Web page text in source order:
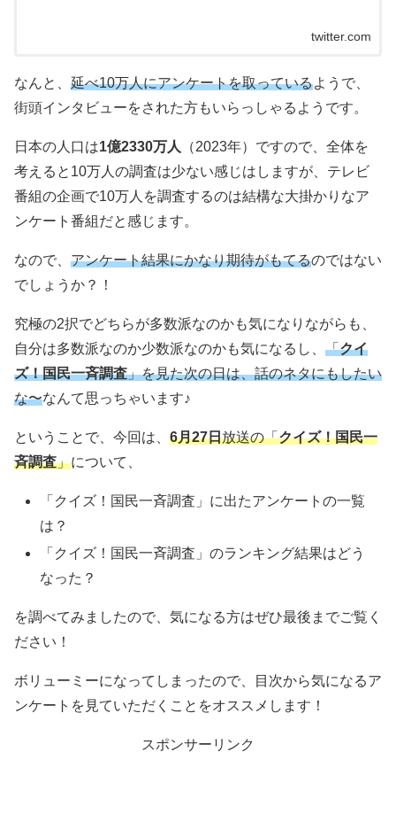
twitter.com
なんと、 延べ10万人にアンケートを取っているようで、
街頭インタビューをされた方もいらっしゃるようです。
日本の人口は1億2330万人
（2023年）ですので、全体を
考えると10万人の調査は少ない感じはしますが、テレビ
番組の企画で10万人を調査するのは結構な大掛かりなア
ンケート番組だと感じます。
なので、 アンケート結果にかなり期待がもてるのではない
でしょうか？！
究極の2択でどちらが多数派なのかも気になりながらも、
自分は多数派なのか少数派なのかも気になるし、 「クイ
ズ！国民一斉調査」を見た次の日は、話のネタにもしたい
な〜なんて思っちゃいます♪
ということで、今回は、 6月27日放送の「クイズ！国民一
斉調査」について、
「クイズ！国民一斉調査」に出たアンケートの一覧
は？
「クイズ！国民一斉調査」のランキング結果はどう
なった？
を調べてみましたので、気になる方はぜひ最後までご覧く
ださい！
ボリューミーになってしまったので、目次から気になるア
ンケートを見ていただくことをオススメします！
スポンサーリンク